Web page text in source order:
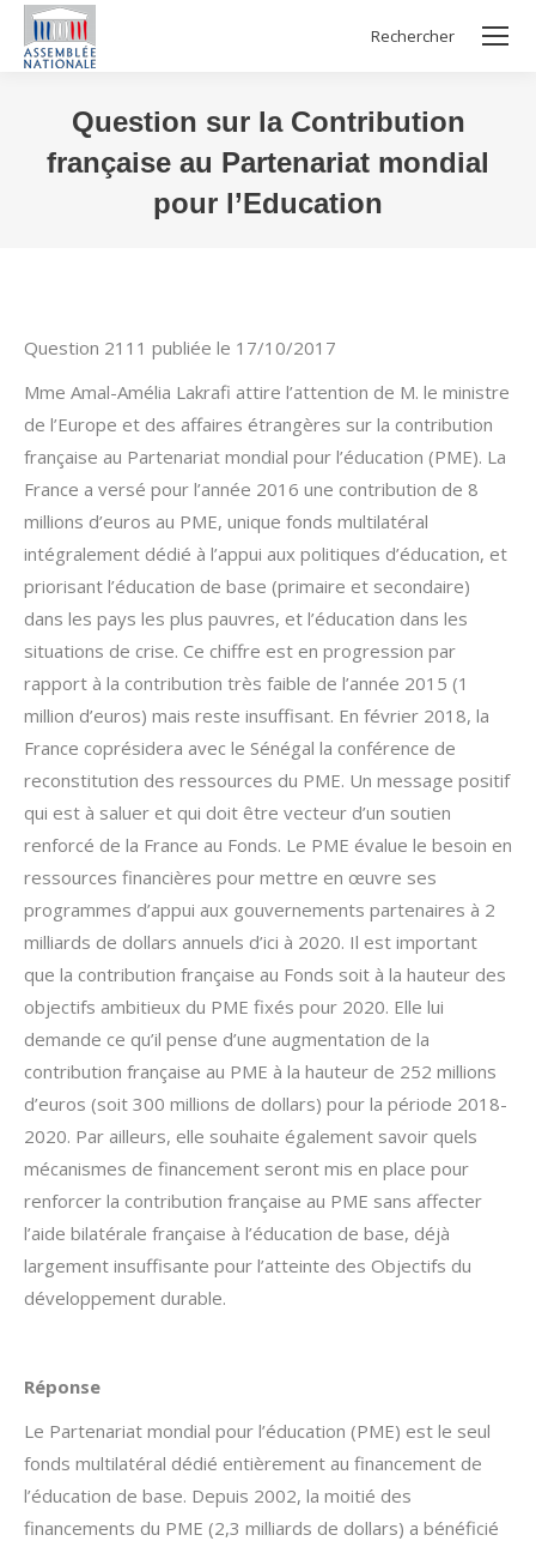
Search:
Rechercher
Question sur la Contribution
française au Partenariat mondial
pour l’Education
Question 2111 publiée le 17/10/2017
Mme Amal-Amélia Lakrafi attire l’attention de M. le ministre
de l’Europe et des affaires étrangères sur la contribution
française au Partenariat mondial pour l’éducation (PME). La
France a versé pour l’année 2016 une contribution de 8
millions d’euros au PME, unique fonds multilatéral
intégralement dédié à l’appui aux politiques d’éducation, et
priorisant l’éducation de base (primaire et secondaire)
dans les pays les plus pauvres, et l’éducation dans les
situations de crise. Ce chiffre est en progression par
rapport à la contribution très faible de l’année 2015 (1
million d’euros) mais reste insuffisant. En février 2018, la
France coprésidera avec le Sénégal la conférence de
reconstitution des ressources du PME. Un message positif
qui est à saluer et qui doit être vecteur d’un soutien
renforcé de la France au Fonds. Le PME évalue le besoin en
ressources financières pour mettre en œuvre ses
programmes d’appui aux gouvernements partenaires à 2
milliards de dollars annuels d’ici à 2020. Il est important
que la contribution française au Fonds soit à la hauteur des
objectifs ambitieux du PME fixés pour 2020. Elle lui
demande ce qu’il pense d’une augmentation de la
contribution française au PME à la hauteur de 252 millions
d’euros (soit 300 millions de dollars) pour la période 2018-
2020. Par ailleurs, elle souhaite également savoir quels
mécanismes de financement seront mis en place pour
renforcer la contribution française au PME sans affecter
l’aide bilatérale française à l’éducation de base, déjà
largement insuffisante pour l’atteinte des Objectifs du
développement durable.
Réponse
Le Partenariat mondial pour l’éducation (PME) est le seul
fonds multilatéral dédié entièrement au financement de
l’éducation de base. Depuis 2002, la moitié des
financements du PME (2,3 milliards de dollars) a bénéficié